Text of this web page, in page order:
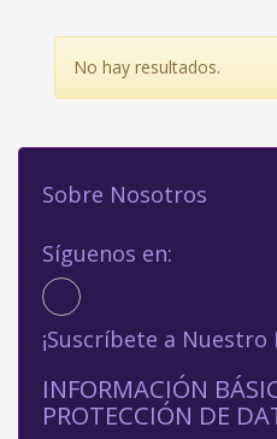
No hay resultados.
Sobre Nosotros
Síguenos en:
¡Suscríbete a Nuestro
INFORMACIÓN
PROTECCIÓN DE